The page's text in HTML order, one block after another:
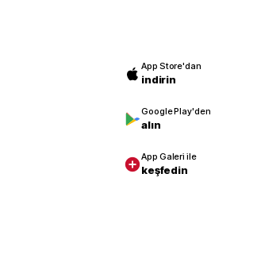
App Store'dan
indirin
Google Play'den
alın
App Galeri ile
keşfedin